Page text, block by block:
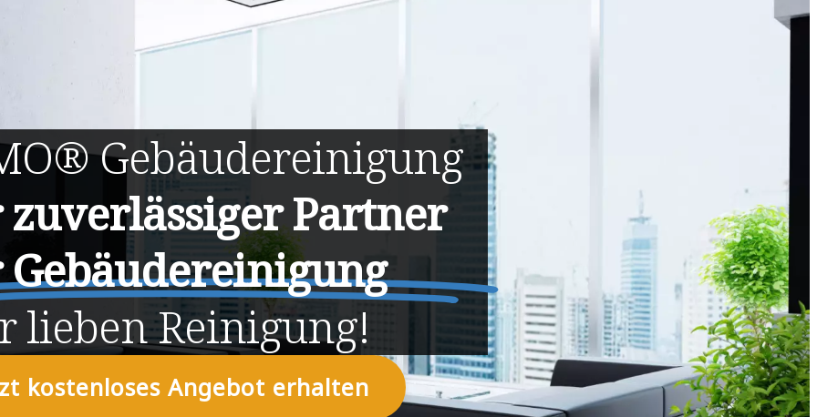
Gebäudereinigung
Partner
liebenReinigung!
kostenloses Angebot erhalten